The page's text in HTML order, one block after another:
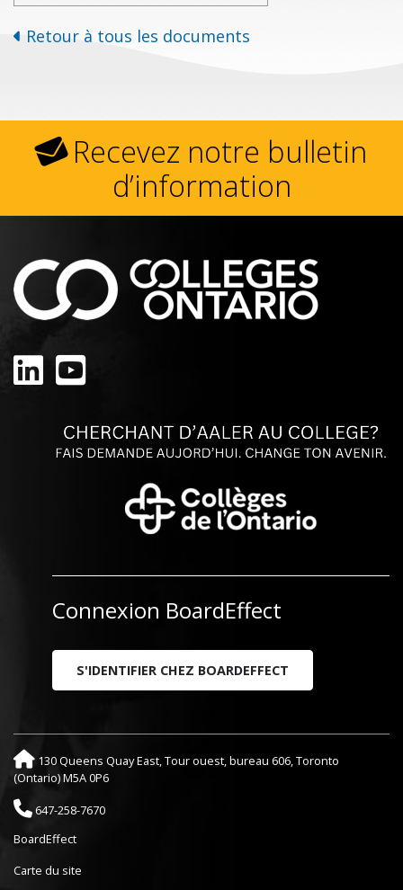
Retour à tous les documents
Recevez notre bulletin
d’information
Linkedin
Youtube
Connexion BoardEffect
S'IDENTIFIER CHEZ BOARDEFFECT
130 Queens Quay East, Tour ouest, bureau 606, Toronto
(Ontario) M5A 0P6
647-258-7670
BoardEffect
Carte du site